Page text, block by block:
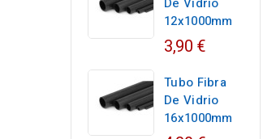
12x1000mm
3,90 €
Tubo Fibra
De Vidrio
16x1000mm